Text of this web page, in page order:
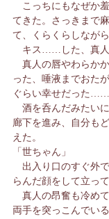
こっちにもなぜか
てきた。さっきまで
て、くらくらしなが
キス……した、真人
真人の唇やわらか
った、唾液までおた
ぐらい幸せだった……
酒を呑んだみたい
廊下を進み、自分も
えた。
「世ちゃん」
出入り口のすぐ外
らんだ顔をして立って
真人の昂奮も冷め
両手を突っこんでい